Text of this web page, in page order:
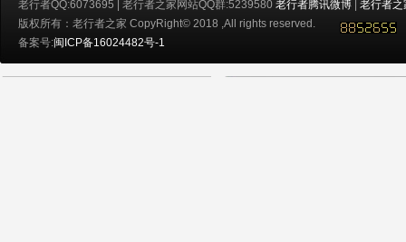
老行者QQ:6073695 | 老行者之家网站QQ群:5239580 老行者腾讯微博
老行者之
版权所有：老行者之家 CopyRight© 2018 ,All rights reserved.
备案号:闽ICP备16024482号-1